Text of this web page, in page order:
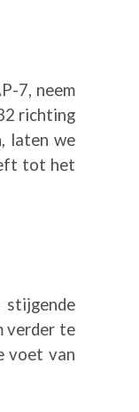
7, neem
richting
laten we
tot het
stijgende
verder te
voet van